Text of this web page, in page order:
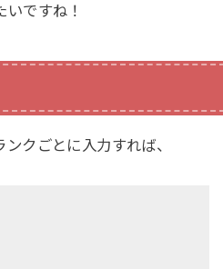
いですね！
クごとに入力すれば、